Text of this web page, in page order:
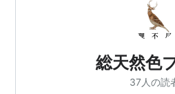
総天然色
37人の読